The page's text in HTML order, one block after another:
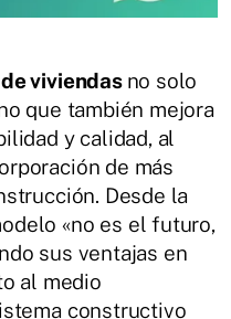
viviendas no solo
que también mejora
y calidad, al
de más
Desde la
«no es el futuro,
sus ventajas en
al medio
constructivo